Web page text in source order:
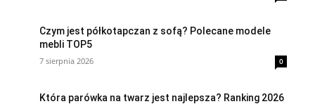
Czym jest półkotapczan z sofą? Polecane modele
mebli TOP5
7 sierpnia 2026 0
Która parówka na twarz jest najlepsza? Ranking 2026